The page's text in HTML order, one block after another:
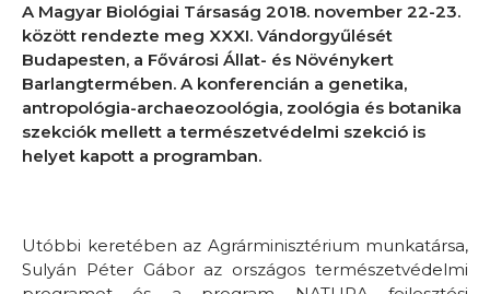
A Magyar Biológiai Társaság 2018. november 22-23.
között rendezte meg XXXI. Vándorgyűlését
Budapesten, a Fővárosi Állat- és Növénykert
Barlangtermében. A konferencián a genetika,
antropológia-archaeozoológia, zoológia és botanika
szekciók mellett a természetvédelmi szekció is
helyet kapott a programban.
Utóbbi keretében az Agrárminisztérium munkatársa,
Sulyán Péter Gábor az országos természetvédelmi